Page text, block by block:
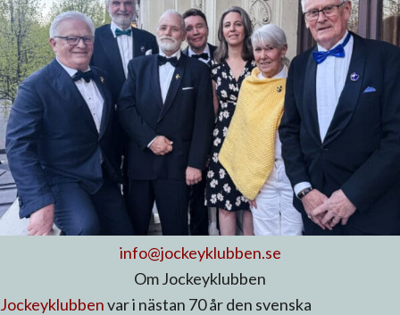
info@jockeyklubben.se
Om Jockeyklubben
Jockeyklubbenvar i nästan 70 år den svenska